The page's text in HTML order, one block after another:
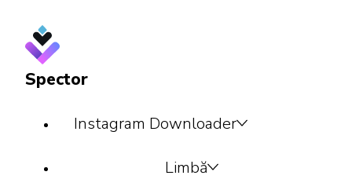
Spector
Instagram Downloader
Limbă